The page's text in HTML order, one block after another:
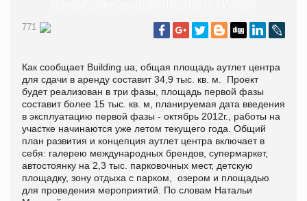
771
Как сообщает Building ua, общая площадь аутлет центра
для сдачи в аренду составит 34,9 тыс. кв. м. Проект
будет реализован в три фазы, площадь первой фазы
составит более 15 тыс. кв. м, планируемая дата введения
в эксплуатацию первой фазы - октябрь 2012г., работы на
участке начинаются уже летом текущего года. Общий
план развития и концепция аутлет центра включает в
себя: галерею международных брендов, супермаркет,
автостоянку на 2,3 тыс. парковочных мест, детскую
площадку, зону отдыха с парком, озером и площадью
для проведения мероприятий. По словам Натальи